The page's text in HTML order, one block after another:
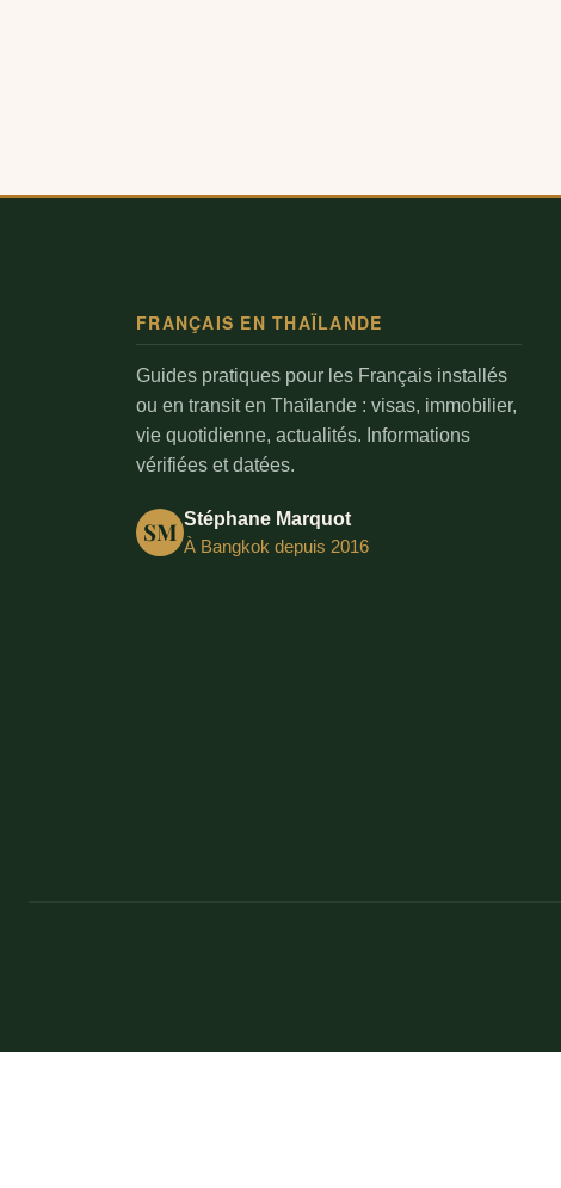
FRANÇAIS EN THAÏLANDE
Guides pratiques pour les Français installés
ou en transit en Thaïlande : visas, immobilier,
vie quotidienne, actualités. Informations
vérifiées et datées.
SM Stéphane Marquot
À Bangkok depuis 2016